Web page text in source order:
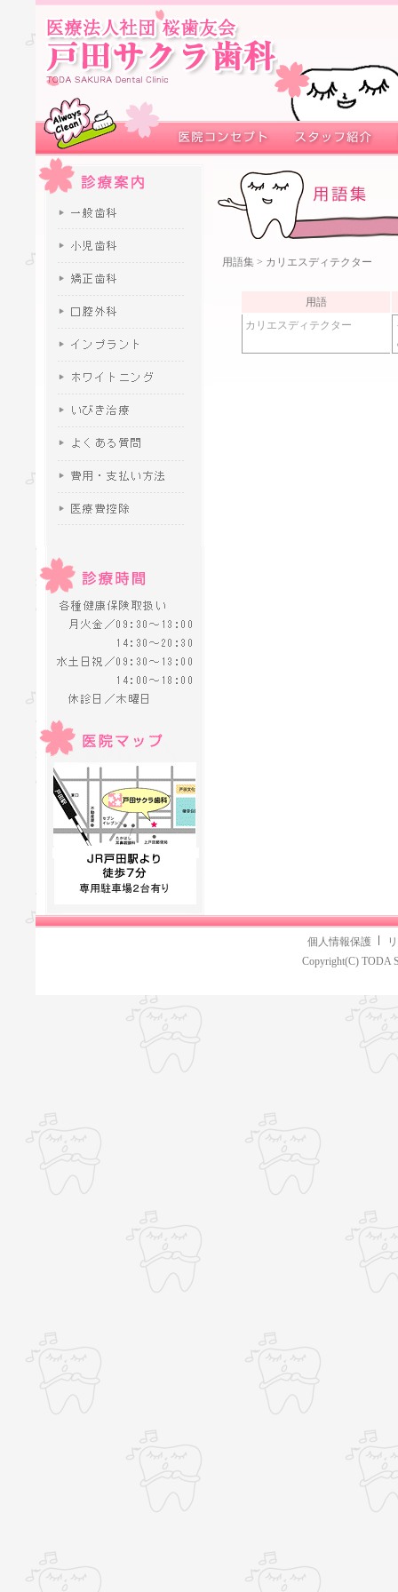
用語集 > カリエスディテクター
用語
カリエスディテクター
個人情報保護
Copyright(C) TODA